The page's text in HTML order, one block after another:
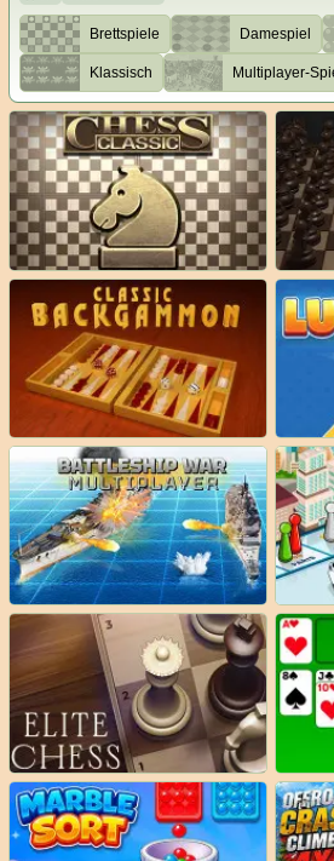
Brettspiele Damespiel
Klassisch Multiplayer-